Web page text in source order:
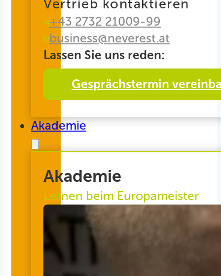
Vertrieb kontaktieren
+43 2732 21009-99
business@neverest.at
Lassen Sie uns reden:
Gesprächstermin
Akademie
Akademie
Lernen beim Europameister